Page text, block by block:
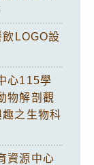
LOGO設
心115學
物解剖觀
之生物科
資源中心